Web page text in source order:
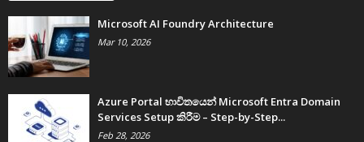
Microsoft AI Foundry Architecture
Mar 10, 2026
Azure Portal භාවිතයෙන් Microsoft Entra Domain
Services Setup කිරීම – Step-by-Step...
Feb 28, 2026